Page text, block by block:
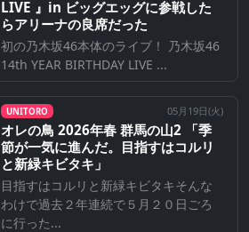
LIVE 』in ビッグエッグに参戦した
らアリーナの良席だった
初の乃木坂46本体のライブ！ 乃木坂46
14th YEAR BIRTHDAY LIVE ...
UNITORO 05月19日(火)
オレの鳥 2026年春 群馬の山2 「季
節が一気に進んだ。目指すはコルリ
と新緑キビタキ」
目指すはコルリと新緑キビタキそんな
わけで過去２年連続で５月２０日ごろ
に行った...